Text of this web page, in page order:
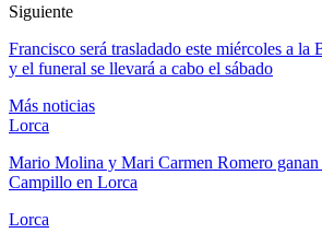
Siguiente
Francisco será trasladado este miércoles a la
y el funeral se llevará a cabo el sábado
Más noticias
Lorca
Mario Molina y Mari Carmen Romero ganan
Campillo en Lorca
Lorca